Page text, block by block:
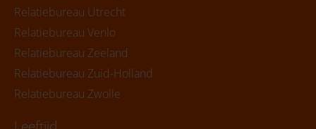
Relatiebureau Utrecht
Relatiebureau Venlo
Relatiebureau Zeeland
Relatiebureau Zuid-Holland
Relatiebureau Zwolle